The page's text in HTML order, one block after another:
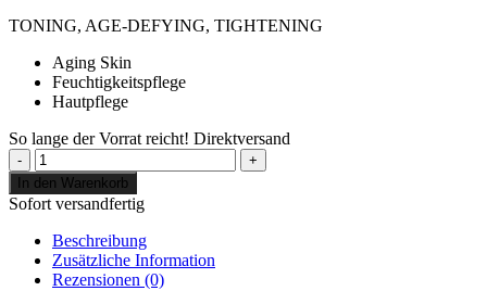
TONING, AGE-DEFYING, TIGHTENING
Aging Skin
Feuchtigkeitspflege
Hautpflege
So lange der Vorrat reicht! Direktversand
iS
Clinical
Youth
Complex
Menge
In den Warenkorb
Sofort versandfertig
Beschreibung
Zusätzliche Information
Rezensionen (0)